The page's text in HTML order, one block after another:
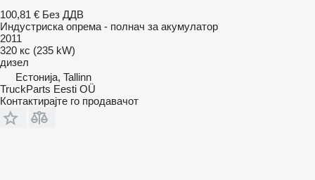
100,81 € Без ДДВ
Индустриска опрема - полнач за акумулатор
2011
320 кс (235 kW)
дизел
Естонија, Tallinn
TruckParts Eesti OÜ
Контактирајте го продавачот